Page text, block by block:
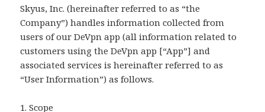
Skyus, Inc. (hereinafter referred to as “the
Company”) handles information collected from
users of our DeVpn app (all information related to
customers using the DeVpn app [“App”] and
associated services is hereinafter referred to as
“User Information”) as follows.
1. Scope